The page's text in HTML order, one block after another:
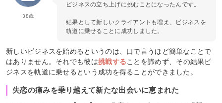
38歳
ビジネスの立ち上げに挑むことになったんです。
結果として新しいクライアントも増え、ビジネスを
軌道に乗せることに成功しました。
新しいビジネスを始めるというのは、口で言うほど簡単なことで
はありません。それでも彼は挑戦することを諦めず、その結果ビ
ジネスを軌道に乗せるという成功を得ることができました。
失恋の痛みを乗り越えて新たな出会いに恵まれた